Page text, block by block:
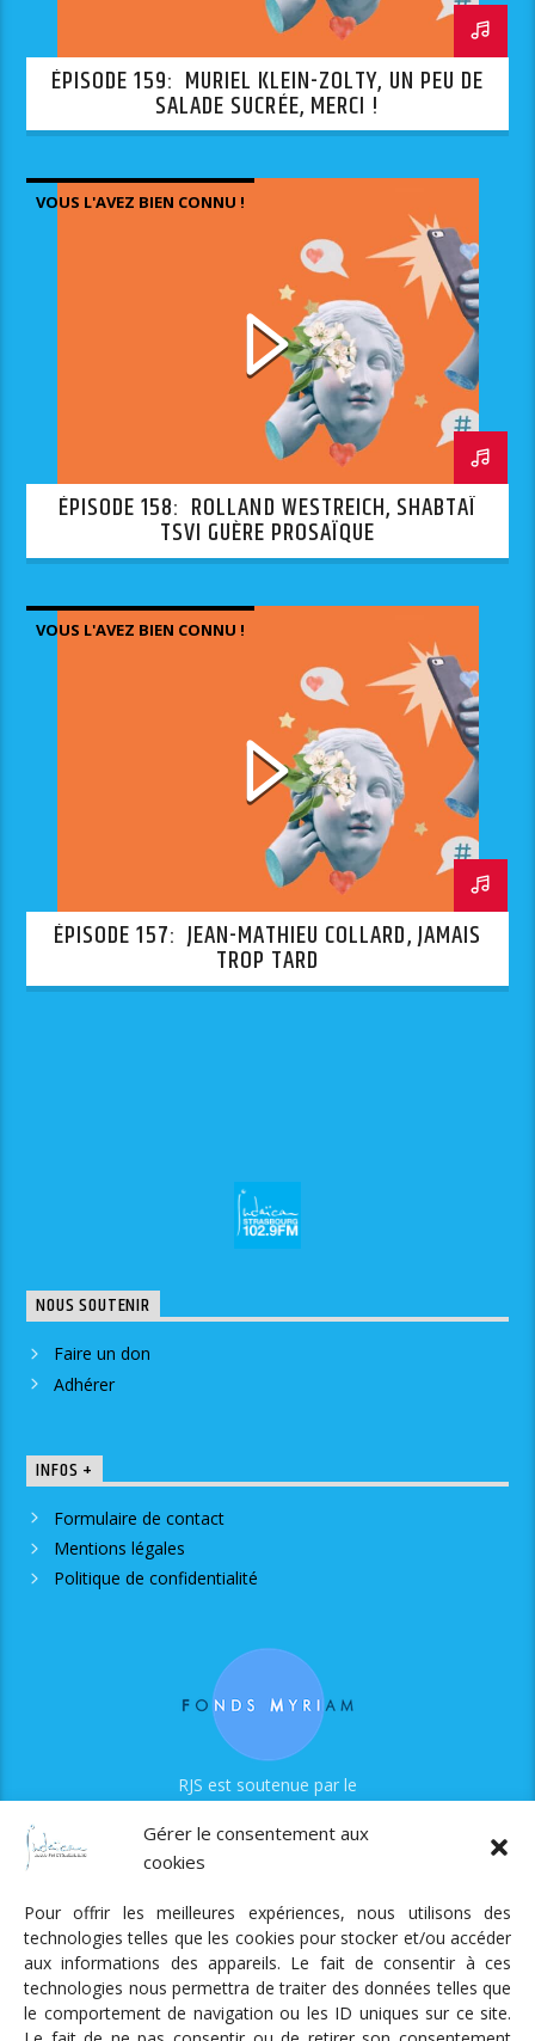
Gérer le consentement aux
cookies
Pour offrir les meilleures expériences, nous utilisons des
technologies telles que les cookies pour stocker et/ou accéder
aux informations des appareils. Le fait de consentir à ces
technologies nous permettra de traiter des données telles que
le comportement de navigation ou les ID uniques sur ce site.
ÉPISODE 159: MURIEL KLEIN-ZOLTY, UN PEU DE
SALADE SUCRÉE, MERCI !
VOUS L'AVEZ BIEN CONNU !
ÉPISODE 158: ROLLAND WESTREICH, SHABTAÏ
TSVI GUÈRE PROSAÏQUE
VOUS L'AVEZ BIEN CONNU !
ÉPISODE 157: JEAN-MATHIEU COLLARD, JAMAIS
TROP TARD
NOUS SOUTENIR
Faire un don
Adhérer
INFOS +
Formulaire de contact
Mentions légales
Politique de confidentialité
RJS est soutenue par le
Radio Judaica Strasbourg